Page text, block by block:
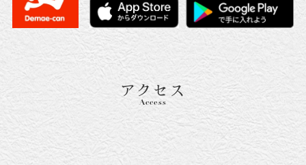
アクセス
Access